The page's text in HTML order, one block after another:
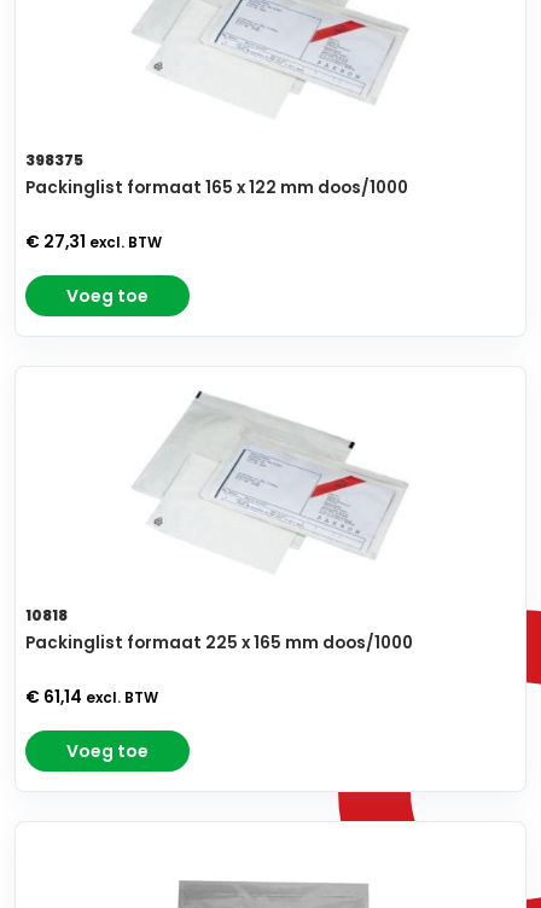
398375
Packinglist formaat 165 x 122 mm doos/1000
€ 27,31 excl. BTW
Voeg toe
10818
Packinglist formaat 225 x 165 mm doos/1000
€ 61,14 excl. BTW
Voeg toe